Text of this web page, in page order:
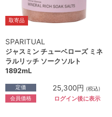
取寄品
SPARITUAL
ジャスミン チューベローズ ミネ
ラルリッチ ソークソルト
1892mL
定価 25,300円 (税込)
会員価格 ログイン後に表示